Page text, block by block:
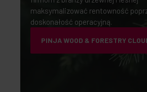
maksymalizować rentowność
doskonałość operacyjną.
PINJA WOOD & FORESTRY